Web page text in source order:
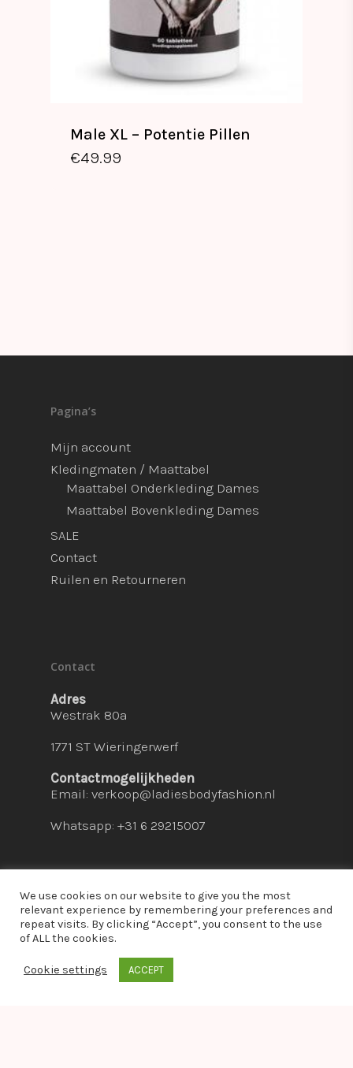
Male XL – Potentie Pillen
€49.99
€49.99
Pagina’s
Mijn account
Kledingmaten / Maattabel
Maattabel Onderkleding Dames
Maattabel Bovenkleding Dames
SALE
Contact
Ruilen en Retourneren
Contact
Adres
Westrak 80a
1771 ST Wieringerwerf
Contactmogelijkheden
Email: verkoop@ladiesbodyfashion.nl
Whatsapp: +31 6 29215007
© 2026 Ladies Bodyfashion. hosted by:
We use cookies on our website to give you the most
relevant experience by remembering your preferences and
repeat visits. By clicking “Accept”, you consent to the use
of ALL the cookies.
Cookie settings ACCEPT